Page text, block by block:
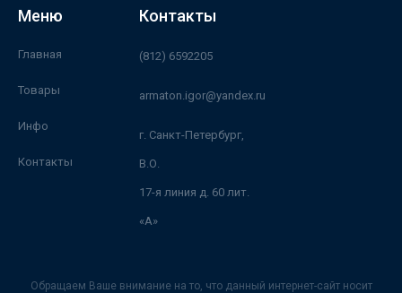
Меню
Главная
Товары
Инфо
Контакты
Контакты
(812) 6592205
armaton.igor@yandex.ru
г. Санкт-Петербург,
В.О.
17-я линия д. 60 лит.
«А»
Обращаем Ваше внимание на то, что данный интернет-сайт носит